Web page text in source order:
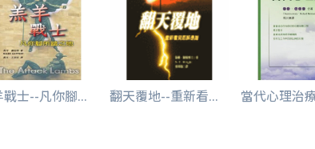
戰士--凡你腳... 翻天覆地--重新看... 當代心理治